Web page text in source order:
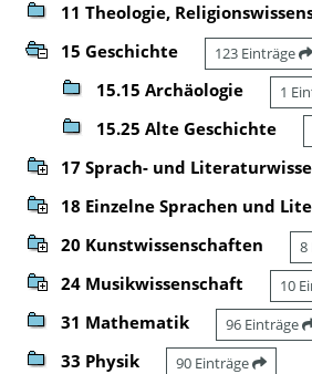
11 Theologie,
15 Geschichte 123 Einträge
15.15 Archäologie 1
15.25 Alte Geschichte
17 Sprach- und
18 Einzelne Sprachen und
20 Kunstwissenschaften 8
24 Musikwissenschaft 10
31 Mathematik 96 Einträge
33 Physik 90 Einträge